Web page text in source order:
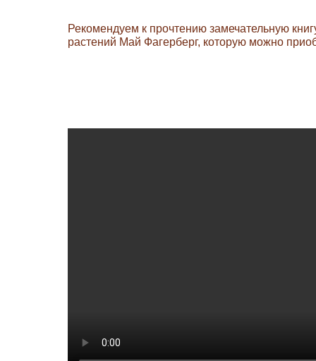
Рекомендуем к прочтению замечательную
растений Май Фагерберг, которую можно